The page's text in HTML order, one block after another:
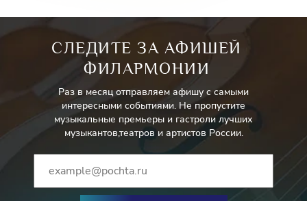
СЛЕДИТЕ ЗА АФИШЕЙ
ФИЛАРМОНИИ
Раз в месяц отправляем афишу с самыми
интересными событиями. Не пропустите
музыкальные премьеры и гастроли лучших
музыкантов,театров и артистов России.